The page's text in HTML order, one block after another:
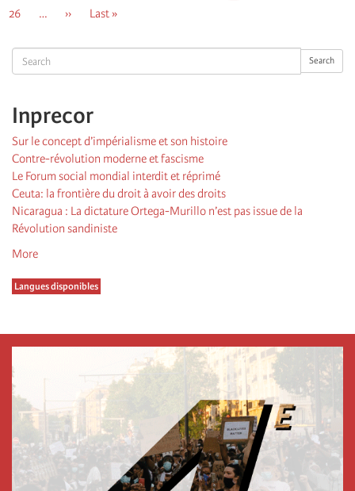
Search Search
Inprecor
Sur le concept d’impérialisme et son histoire
Contre-révolution moderne et fascisme
Le Forum social mondial interdit et réprimé
Ceuta: la frontière du droit à avoir des droits
Nicaragua : La dictature Ortega-Murillo n’est pas issue de la
Révolution sandiniste
More
Langues disponibles
courante
Page
26 …
Page
››
Dernière
Last »